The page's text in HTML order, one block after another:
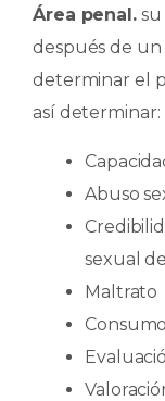
Área penal.su
después de
determinar el
así determinar:
Abuso
sexual
Maltrato